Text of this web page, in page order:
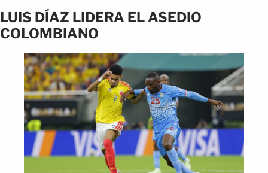
LUIS DÍAZ LIDERA EL ASEDIO
COLOMBIANO